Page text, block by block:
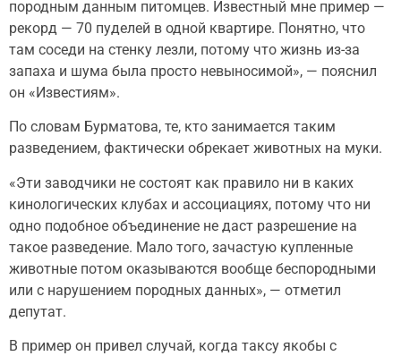
породным данным питомцев. Известный мне пример —
рекорд — 70 пуделей в одной квартире. Понятно, что
там соседи на стенку лезли, потому что жизнь из-за
запаха и шума была просто невыносимой», — пояснил
он «Известиям».
По словам Бурматова, те, кто занимается таким
разведением, фактически обрекает животных на муки.
«Эти заводчики не состоят как правило ни в каких
кинологических клубах и ассоциациях, потому что ни
одно подобное объединение не даст разрешение на
такое разведение. Мало того, зачастую купленные
животные потом оказываются вообще беспородными
или с нарушением породных данных», — отметил
депутат.
В пример он привел случай, когда таксу якобы с